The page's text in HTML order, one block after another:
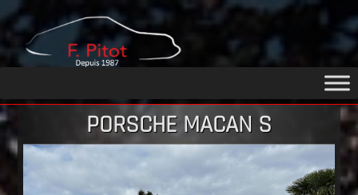
PITOT
PORSCHE MACAN S